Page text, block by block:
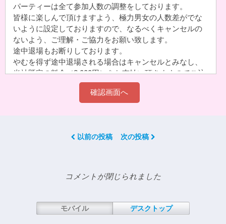
パーティーは全て参加人数の調整をしております。
皆様に楽しんで頂けますよう、極力男女の人数差がでな
いように設定しておりますので、なるべくキャンセルの
ないよう、ご理解・ご協力をお願い致します。
途中退場もお断りしております。
やむを得ず途中退場される場合はキャンセルとみなし、
当社既定の料金（2,000円）をお支払い頂きますのでご注
意下さい。グループでご予約された分のキャンセルは、
代表者様へキャンセル料をご請求させて頂きます。
どでのキャンセル、
「申込受付メール」が届かなかった(=お客様が受信され
割引価格で申込をされ、受付金額の割引適用が無効とな
り割引前の価格に切り替わります。
以前の投稿 次の投稿
コメントが閉じられました
モバイル デスクトップ